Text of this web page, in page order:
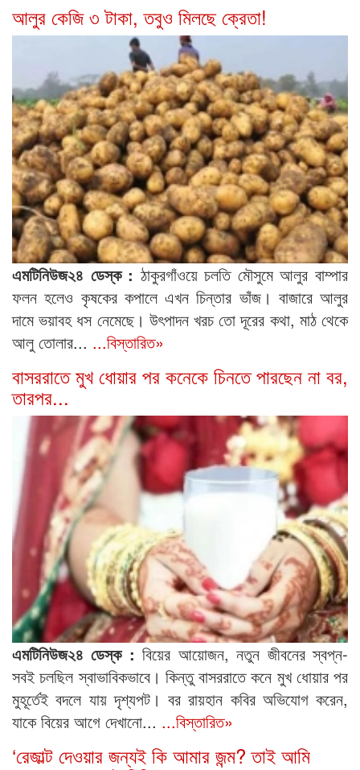
আলুর কেজি ৩ টাকা, তবুও মিলছে ক্রেতা!
এমটিনিউজ২৪ ডেস্ক : ঠাকুরগাঁওয়ে চলতি মৌসুমে আলুর বাম্পার
ফলন হলেও কৃষকের কপালে এখন চিন্তার ভাঁজ। বাজারে আলুর
দামে ভয়াবহ ধস নেমেছে। উৎপাদন খরচ তো দূরের কথা, মাঠ থেকে
আলু তোলার... ...বিস্তারিত»
বাসররাতে মুখ ধোয়ার পর কনেকে চিনতে পারছেন না বর,
তারপর...
এমটিনিউজ২৪ ডেস্ক :বিয়ের আয়োজন, নতুন জীবনের স্বপ্ন-
সবই চলছিল স্বাভাবিকভাবে। কিন্তু বাসররাতে কনে মুখ ধোয়ার পর
মুহূর্তেই বদলে যায় দৃশ্যপট। বর রায়হান কবির অভিযোগ করেন,
যাকে বিয়ের আগে দেখানো... ...বিস্তারিত»
‘রেজাল্ট দেওয়ার জন্যই কি আমার জন্ম? তাই আমি